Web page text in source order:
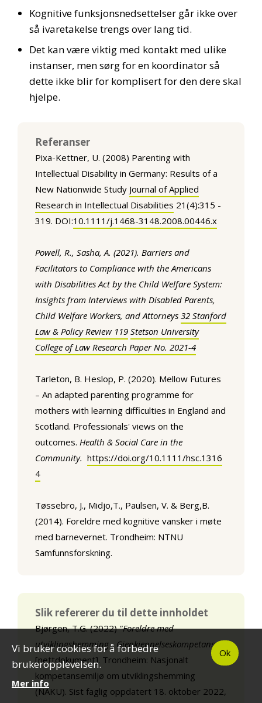
Kognitive funksjonsnedsettelser går ikke over
så ivaretakelse trengs over lang tid.
Det kan være viktig med kontakt med ulike
instanser, men sørg for en koordinator så
dette ikke blir for komplisert for den dere skal
hjelpe.
Referanser
Pixa-Kettner, U. (2008) Parenting with
Intellectual Disability in Germany: Results of a
New Nationwide Study Journal of Applied
Research in Intellectual Disabilities 21(4):315 -
319. DOI:10.1111/j.1468-3148.2008.00446.x
Powell, R., Sasha, A. (2021). Barriers and
Facilitators to Compliance with the Americans
with Disabilities Act by the Child Welfare System:
Insights from Interviews with Disabled Parents,
Child Welfare Workers, and Attorneys 32 Stanford
Law & Policy Review 119 Stetson University
College of Law Research Paper No. 2021-4
Tarleton, B. Heslop, P. (2020). Mellow Futures
– An adapted parenting programme for
mothers with learning difficulties in England and
Scotland. Professionals' views on the
outcomes. Health & Social Care in the
Community. https://doi.org/10.1111/hsc.1316
4
Tøssebro, J., Midjo,T., Paulsen, V. & Berg,B.
(2014). Foreldre med kognitive vansker i møte
med barnevernet. Trondheim: NTNU
Samfunnsforskning.
Slik refererer du til dette innholdet
Bjørgen, T.G. (2022)"Foreldre med
utviklingshemming - Gjenkjennelseskompetanse"
[nettdokument]. Trondheim: Nasjonalt
kompetansemiljø om utviklingshemming
(NAKU). Sist faglig oppdatert 18. oktober 2022,
Vi bruker cookies for å forbedre
brukeropplevelsen.
Mer info
Ok